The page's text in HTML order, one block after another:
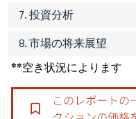
7. 投資分析
8. 市場の将来展望
**空き状況によります